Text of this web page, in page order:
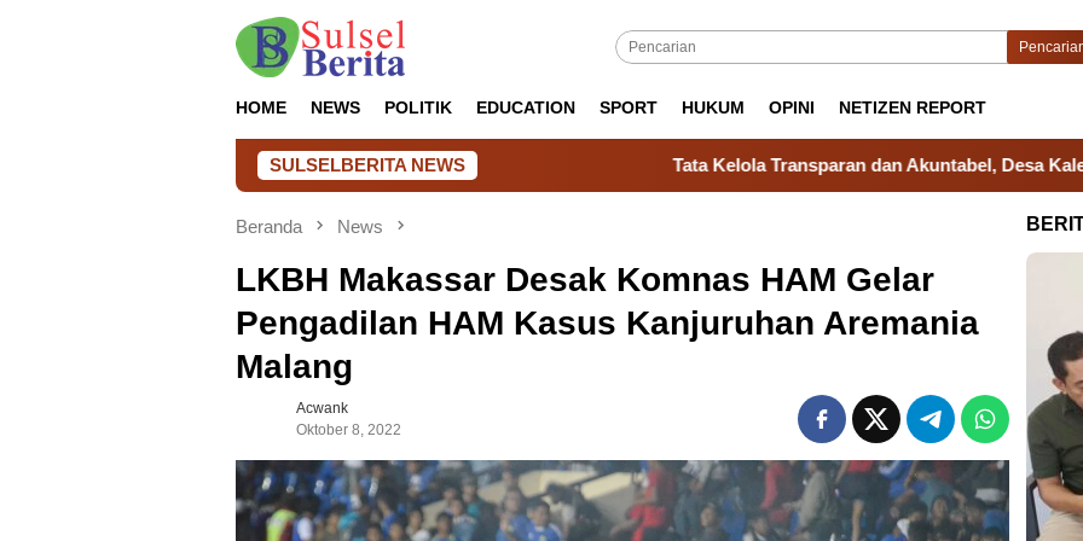
HOME NEWS POLITIK EDUCATION SPORT HUKUM OPINI NETIZEN REPORT
SULSELBERITA NEWS Tata Kelola Transparan dan Akuntabel, Desa Kale Ko’mara Ukir
Beranda News
LKBH Makassar Desak Komnas HAM Gelar
Pengadilan HAM Kasus Kanjuruhan Aremania
Malang
Acwank
Oktober 8, 2022